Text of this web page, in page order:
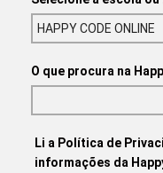
O que procura na
Li a Política de
informações da